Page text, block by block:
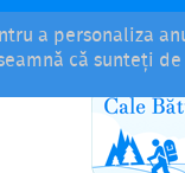
a personaliza
că sunteți